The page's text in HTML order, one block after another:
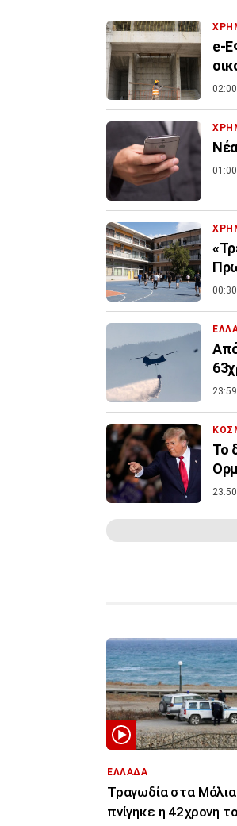
e-
02:00
01:00
00:30
23:59
Το
23:50
ΕΛΛΑΔΑ
Τραγωδία στα
πνίγηκε η 42χρονη